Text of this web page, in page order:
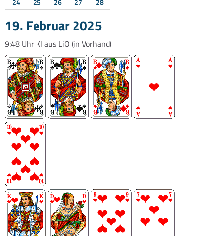
24
25 26 27 28
19. Februar 2025
9:48 Uhr Kl aus LiO (in Vorhand)